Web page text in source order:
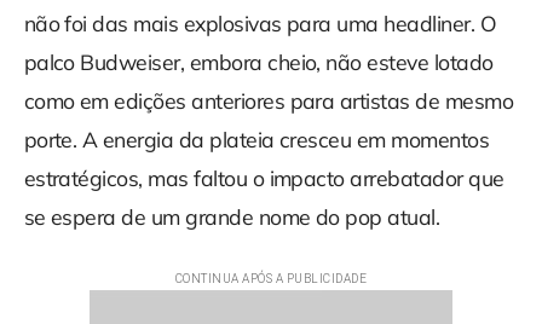
não foi das mais explosivas para uma headliner. O
palco Budweiser, embora cheio, não esteve lotado
como em edições anteriores para artistas de mesmo
porte. A energia da plateia cresceu em momentos
estratégicos, mas faltou o impacto arrebatador que
se espera de um grande nome do pop atual.